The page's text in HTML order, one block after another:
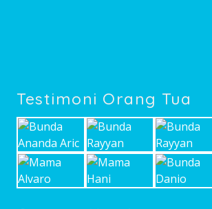
Testimoni Orang Tua